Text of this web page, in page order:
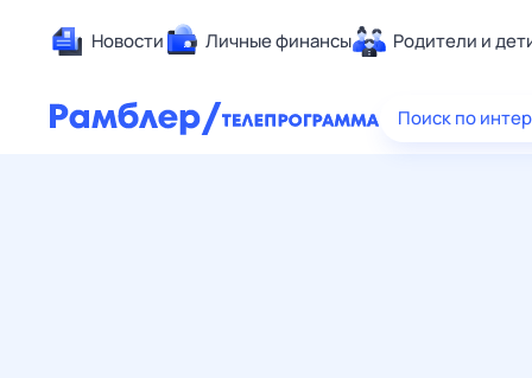
Новости Личные финансы Родители и
Здоровье
Поиск по